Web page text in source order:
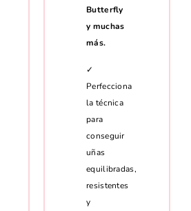
Butterfly
y muchas
más.
✓
Perfecciona
la técnica
para
conseguir
uñas
equilibradas,
resistentes
y